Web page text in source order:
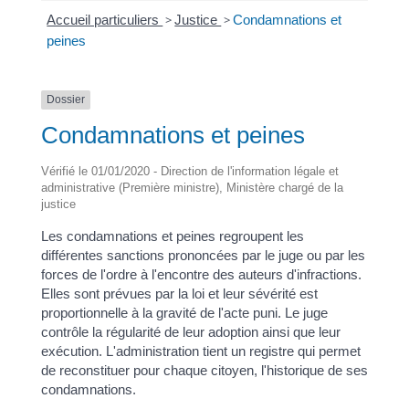
Accueil particuliers >Justice >Condamnations et
peines
Dossier
Condamnations et peines
Vérifié le 01/01/2020 - Direction de l'information légale et
administrative (Première ministre), Ministère chargé de la
justice
Les condamnations et peines regroupent les
différentes sanctions prononcées par le juge ou par les
forces de l'ordre à l'encontre des auteurs d'infractions.
Elles sont prévues par la loi et leur sévérité est
proportionnelle à la gravité de l'acte puni. Le juge
contrôle la régularité de leur adoption ainsi que leur
exécution. L'administration tient un registre qui permet
de reconstituer pour chaque citoyen, l'historique de ses
condamnations.